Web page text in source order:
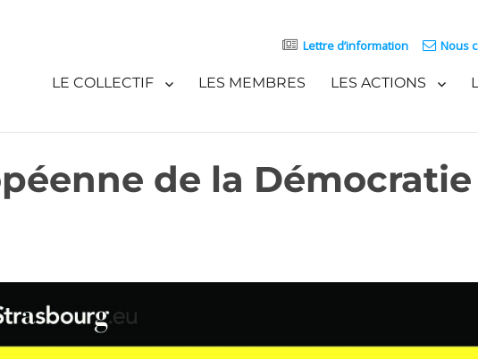
Lettre d’information Nous
LE COLLECTIF LES MEMBRES LES ACTIONS
de la Démocratie